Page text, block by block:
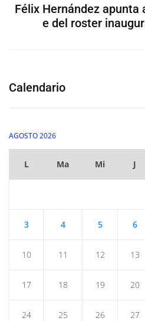
Félix Hernández apunta
e del roster
Calendario
AGOSTO 2026
L Ma Mi J
3 4 5 6
10 11 12 13
17 18 19 20
24 25 26 27